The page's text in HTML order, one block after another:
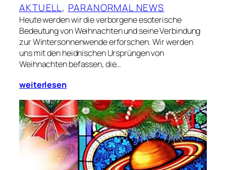
AKTUELL, PARANORMAL NEWS
Heute werden wir die verborgene esoterische
Bedeutung von Weihnachten und seine Verbindung
zur Wintersonnenwende erforschen. Wir werden
uns mit den heidnischen Ursprüngen von
Weihnachten befassen, die…
weiterlesen